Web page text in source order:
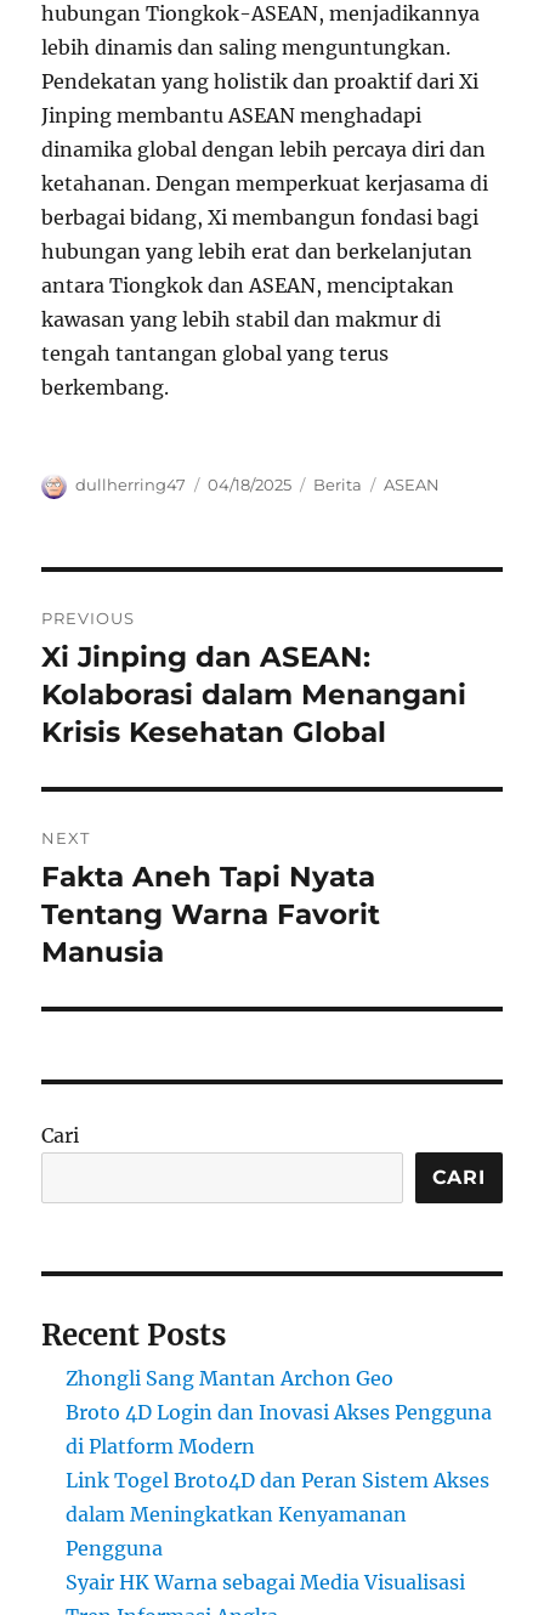
hubungan Tiongkok-ASEAN, menjadikannya
lebih dinamis dan saling menguntungkan.
Pendekatan yang holistik dan proaktif dari Xi
Jinping membantu ASEAN menghadapi
dinamika global dengan lebih percaya diri dan
ketahanan. Dengan memperkuat kerjasama di
berbagai bidang, Xi membangun fondasi bagi
hubungan yang lebih erat dan berkelanjutan
antara Tiongkok dan ASEAN, menciptakan
kawasan yang lebih stabil dan makmur di
tengah tantangan global yang terus
berkembang.
Author
dullherring47
Posted
04/18/2025 Categories
Berita Tags
ASEAN
pos
PREVIOUS
Previous
post:
Xi Jinping dan ASEAN:
Kolaborasi dalam Menangani
Krisis Kesehatan Global
NEXT
Next
post:
Fakta Aneh Tapi Nyata
Tentang Warna Favorit
Manusia
Cari
CARI
Recent Posts
Zhongli Sang Mantan Archon Geo
Broto 4D Login dan Inovasi Akses Pengguna
di Platform Modern
Link Togel Broto4D dan Peran Sistem Akses
dalam Meningkatkan Kenyamanan
Pengguna
Syair HK Warna sebagai Media Visualisasi